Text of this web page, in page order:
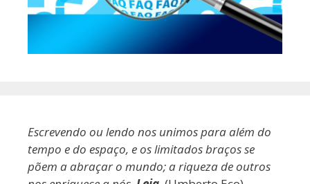
Escrevendo ou lendo nos unimos para além do
tempo e do espaço, e os limitados braços se
põem a abraçar o mundo; a riqueza de outros